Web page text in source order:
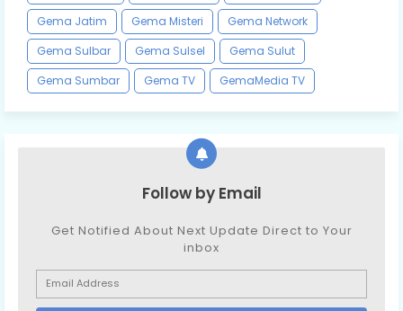
Gema Jatim
Gema Misteri
Gema Network
Gema Sulbar
Gema Sulsel
Gema Sulut
Gema Sumbar
Gema TV GemaMedia TV
Follow by Email
Get Notified About Next Update Direct to Your
inbox